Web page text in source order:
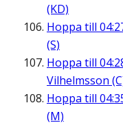
(KD)
Hoppa till
(S)
Hoppa till
Vilhelmsson
Hoppa till
(M)